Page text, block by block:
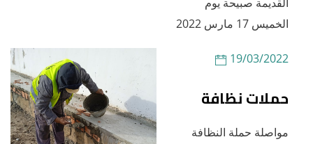
الخميس 17 مارس 2022
19/03/2022
حملات نظافة
مواصلة حملة النظافة